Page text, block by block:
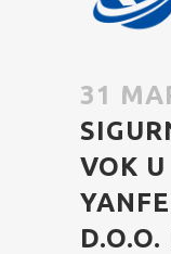
31
VOK
D.O.O.